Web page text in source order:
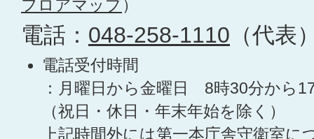
フロアマップ ）
電話： 048-258-1110 （代表
電話受付時間
：月曜日から金曜日 8時30分から
（祝日・休日・年末年始を除く）
上記時間外には第一本庁舎守衛室に